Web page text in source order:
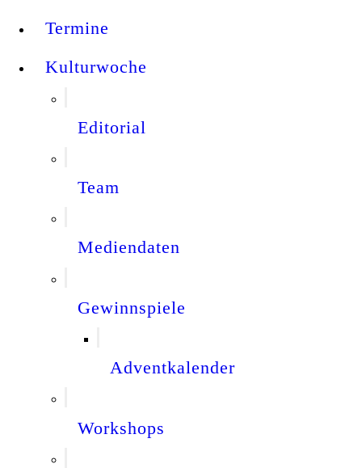
Termine
Kulturwoche
Editorial
Team
Mediendaten
Gewinnspiele
Adventkalender
Workshops